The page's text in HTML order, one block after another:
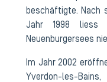
beschäftigte. Nach
Jahr 1998
Neuenburgersees
Im Jahr 2002
Yverdon-les-